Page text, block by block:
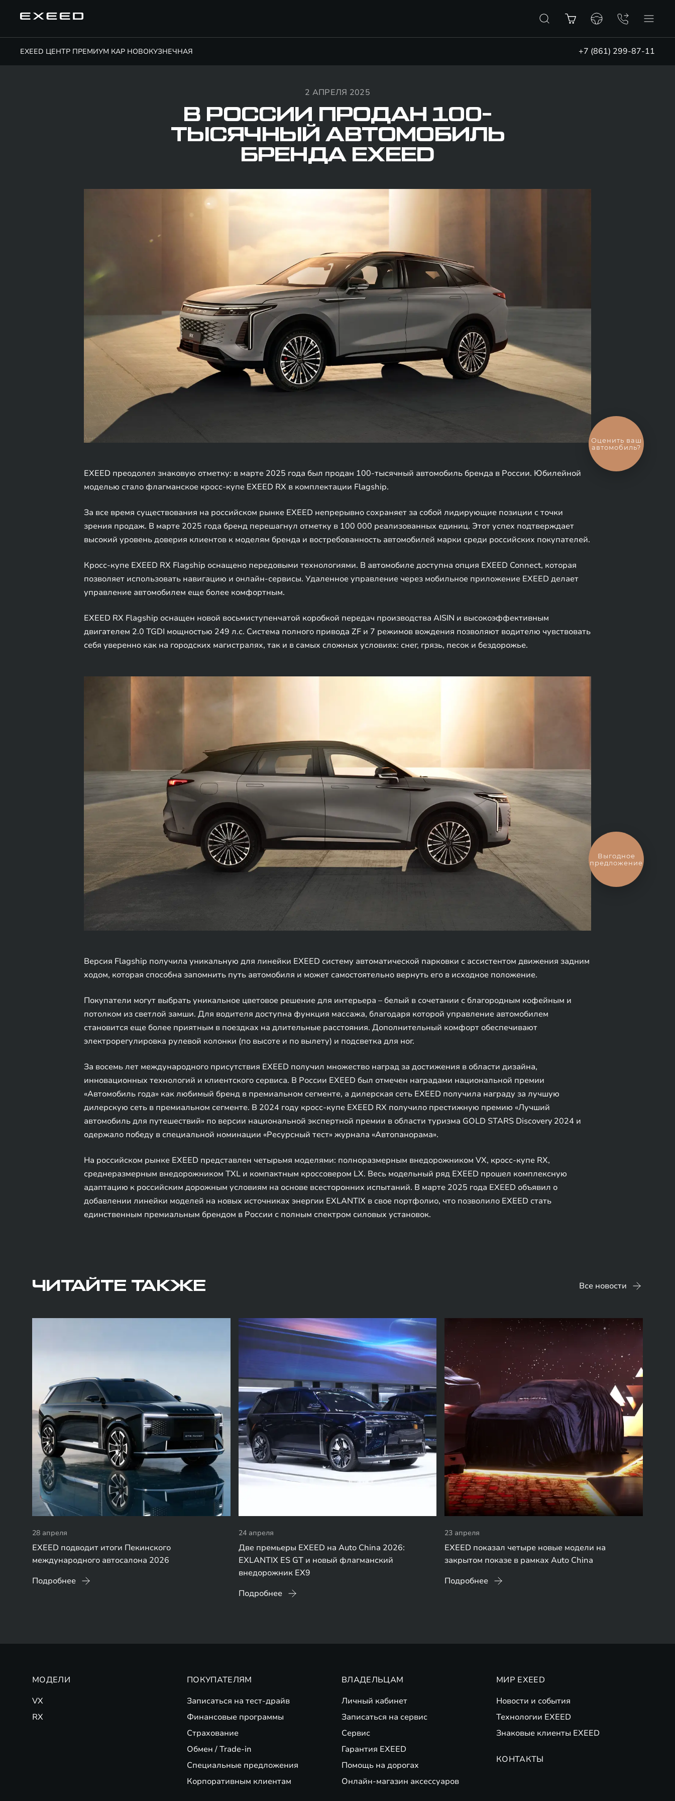
EXEED ЦЕНТР ПРЕМИУМ КАР НОВОКУЗНЕЧНАЯ +7 (861) 299-87-11
2 АПРЕЛЯ 2025
В РОССИИ ПРОДАН 100-
ТЫСЯЧНЫЙ АВТОМОБИЛЬ
БРЕНДА EXEED
EXEED преодолел знаковую отметку: в марте 2025 года был продан 100-тысячный автомобиль бренда в России. Юбилейной
моделью стало флагманское кросс-купе EXEED RX в комплектации Flagship.
За все время существования на российском рынке EXEED непрерывно сохраняет за собой лидирующие позиции с точки
зрения продаж. В марте 2025 года бренд перешагнул отметку в 100 000 реализованных единиц. Этот успех подтверждает
высокий уровень доверия клиентов к моделям бренда и востребованность автомобилей марки среди российских покупателей.
Кросс-купе EXEED RX Flagship оснащено передовыми технологиями. В автомобиле доступна опция EXEED Connect, которая
позволяет использовать навигацию и онлайн-сервисы. Удаленное управление через мобильное приложение EXEED делает
управление автомобилем еще более комфортным.
EXEED RX Flagship оснащен новой восьмиступенчатой коробкой передач производства AISIN и высокоэффективным
двигателем 2.0 TGDI мощностью 249 л.с. Система полного привода ZF и 7 режимов вождения позволяют водителю чувствовать
себя уверенно как на городских магистралях, так и в самых сложных условиях: снег, грязь, песок и бездорожье.
Версия Flagship получила уникальную для линейки EXEED систему автоматической парковки с ассистентом движения задним
ходом, которая способна запомнить путь автомобиля и может самостоятельно вернуть его в исходное положение.
Покупатели могут выбрать уникальное цветовое решение для интерьера – белый в сочетании с благородным кофейным и
потолком из светлой замши. Для водителя доступна функция массажа, благодаря которой управление автомобилем
становится еще более приятным в поездках на длительные расстояния. Дополнительный комфорт обеспечивают
электрорегулировка рулевой колонки (по высоте и по вылету) и подсветка для ног.
За восемь лет международного присутствия EXEED получил множество наград за достижения в области дизайна,
инновационных технологий и клиентского сервиса. В России EXEED был отмечен наградами национальной премии
«Автомобиль года» как любимый бренд в премиальном сегменте, а дилерская сеть EXEED получила награду за лучшую
дилерскую сеть в премиальном сегменте. В 2024 году кросс-купе EXEED RX получило престижную премию «Лучший
автомобиль для путешествий» по версии национальной экспертной премии в области туризма GOLD STARS Discovery 2024 и
одержало победу в специальной номинации «Ресурсный тест» журнала «Автопанорама».
На российском рынке EXEED представлен четырьмя моделями: полноразмерным внедорожником VX, кросс-купе RX,
среднеразмерным внедорожником TXL и компактным кроссовером LX. Весь модельный ряд EXEED прошел комплексную
адаптацию к российским дорожным условиям на основе всесторонних испытаний. В марте 2025 года EXEED объявил о
добавлении линейки моделей на новых источниках энергии EXLANTIX в свое портфолио, что позволило EXEED стать
единственным премиальным брендом в России с полным спектром силовых установок.
ЧИТАЙТЕ ТАКЖЕ Все новости
28 апреля
EXEED подводит итоги Пекинского
международного автосалона 2026
Подробнее
24 апреля
Две премьеры EXEED на Auto China 2026:
EXLANTIX ES GT и новый флагманский
внедорожник EX9
Подробнее
23 апреля
EXEED показал четыре новые модели на
закрытом показе в рамках Auto China
Подробнее
МОДЕЛИ
VX
RX
ПОКУПАТЕЛЯМ
Записаться на тест-драйв
Финансовые программы
Страхование
Обмен / Trade-in
Специальные предложения
Корпоративным клиентам
ВЛАДЕЛЬЦАМ
Личный кабинет
Записаться на сервис
Сервис
Гарантия EXEED
Помощь на дорогах
Онлайн-магазин аксессуаров
МИР EXEED
Новости и события
Технологии EXEED
Знаковые клиенты EXEED
КОНТАКТЫ
обмен
автомобиля
Выгодное
предложение